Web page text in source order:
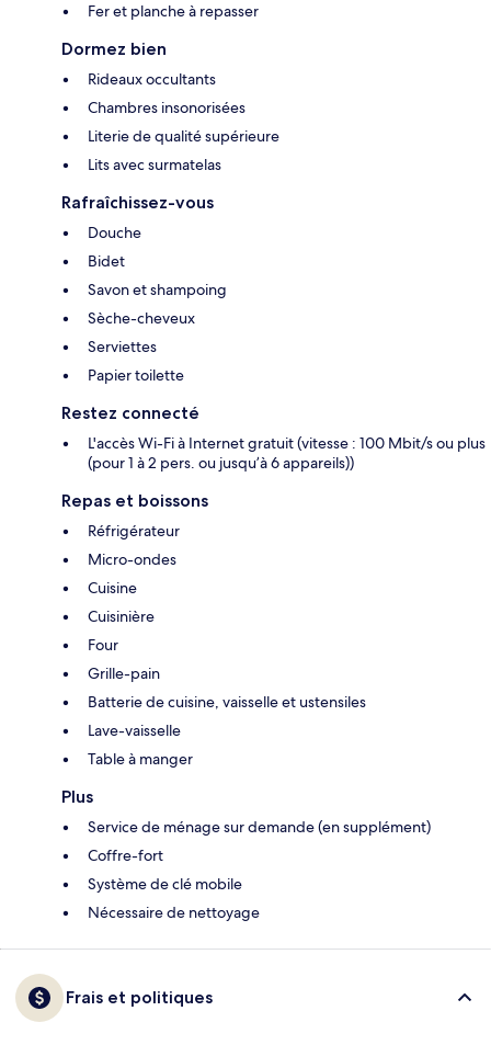
Fer et planche à repasser
Dormez bien
Rideaux occultants
Chambres insonorisées
Literie de qualité supérieure
Lits avec surmatelas
Rafraîchissez-vous
Douche
Bidet
Savon et shampoing
Sèche-cheveux
Serviettes
Papier toilette
Restez connecté
L'accès Wi-Fi à Internet gratuit (vitesse : 100 Mbit/s ou plus
(pour 1 à 2 pers. ou jusqu’à 6 appareils))
Repas et boissons
Réfrigérateur
Micro-ondes
Cuisine
Cuisinière
Four
Grille-pain
Batterie de cuisine, vaisselle et ustensiles
Lave-vaisselle
Table à manger
Plus
Service de ménage sur demande (en supplément)
Coffre-fort
Système de clé mobile
Nécessaire de nettoyage
Frais et politiques